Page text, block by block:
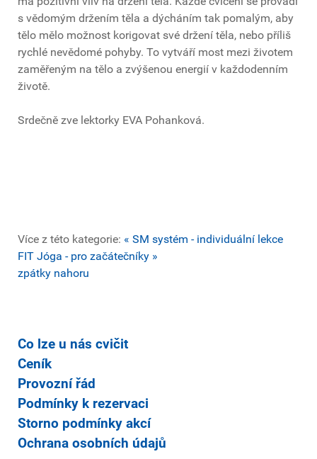
s vědomým držením těla a dýcháním tak pomalým, aby
tělo mělo možnost korigovat své držení těla, nebo příliš
rychlé nevědomé pohyby. To vytváří most mezi životem
zaměřeným na tělo a zvýšenou energií v každodenním
životě.
Srdečně zve lektorky EVA Pohanková.
Více z této kategorie: « SM systém - individuální lekce
FIT Jóga - pro začátečníky »
zpátky nahoru
Co lze u nás cvičit
Ceník
Provozní řád
Podmínky k rezervaci
Storno podmínky akcí
Ochrana osobních údajů